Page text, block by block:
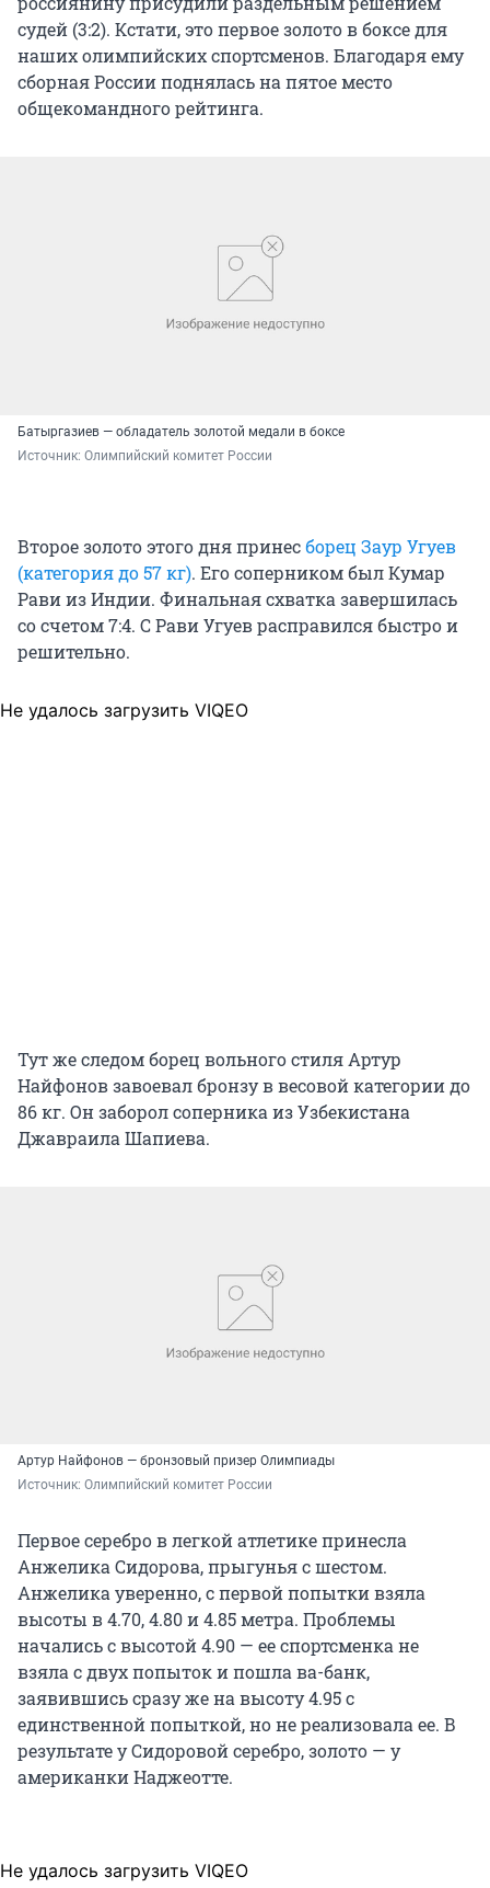
судей (3:2). Кстати, это первое золото в боксе для
наших олимпийских спортсменов. Благодаря ему
сборная России поднялась на пятое место
общекомандного рейтинга.
Батыргазиев — обладатель золотой медали в боксе
Источник: Олимпийский комитет России
Второе золото этого дня принесборец Заур Угуев
(категория до 57 кг). Его соперником был Кумар
Рави из Индии. Финальная схватка завершилась
со счетом 7:4. С Рави Угуев расправился быстро и
решительно.
Не удалось загрузить VIQEO
Тут же следом борец вольного стиля Артур
Найфонов завоевал бронзу в весовой категории до
86 кг. Он заборол соперника из Узбекистана
Джавраила Шапиева.
Артур Найфонов — бронзовый призер Олимпиады
Источник: Олимпийский комитет России
Первое серебро в легкой атлетике принесла
Анжелика Сидорова, прыгунья с шестом.
Анжелика уверенно, с первой попытки взяла
высоты в 4.70, 4.80 и 4.85 метра. Проблемы
начались с высотой 4.90 — ее спортсменка не
взяла с двух попыток и пошла ва-банк,
заявившись сразу же на высоту 4.95 с
единственной попыткой, но не реализовала ее. В
результате у Сидоровой серебро, золото — у
американки Наджеотте.
Не удалось загрузить VIQEO